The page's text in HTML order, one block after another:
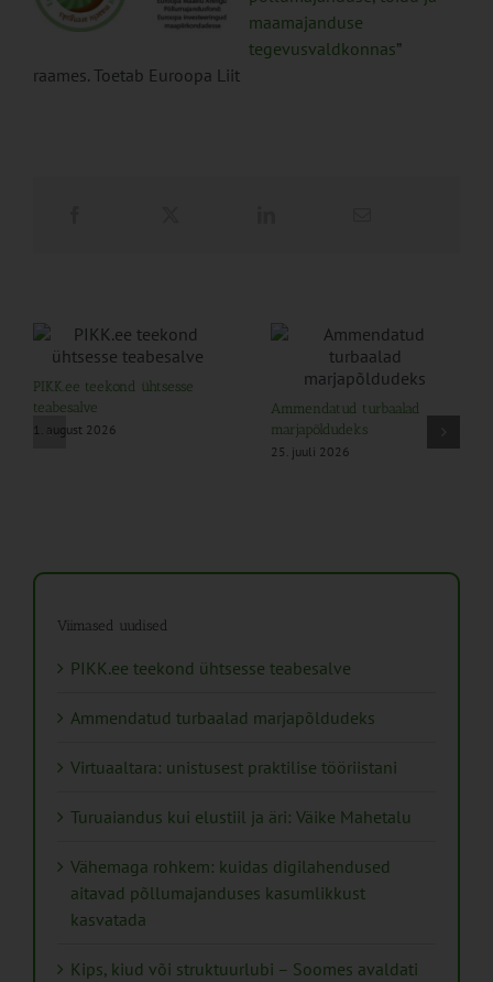
maamajanduse
tegevusvaldkonnas”
raames. Toetab Euroopa Liit
PIKK.ee teekond ühtsesse
teabesalve
1. august 2026
Ammendatud turbaalad
marjapõldudeks
25. juuli 2026
Viimased uudised
PIKK.ee teekond ühtsesse teabesalve
Ammendatud turbaalad marjapõldudeks
Virtuaaltara: unistusest praktilise tööriistani
Turuaiandus kui elustiil ja äri: Väike Mahetalu
Vähemaga rohkem: kuidas digilahendused
aitavad põllumajanduses kasumlikkust
kasvatada
Kips, kiud või struktuurlubi – Soomes avaldati